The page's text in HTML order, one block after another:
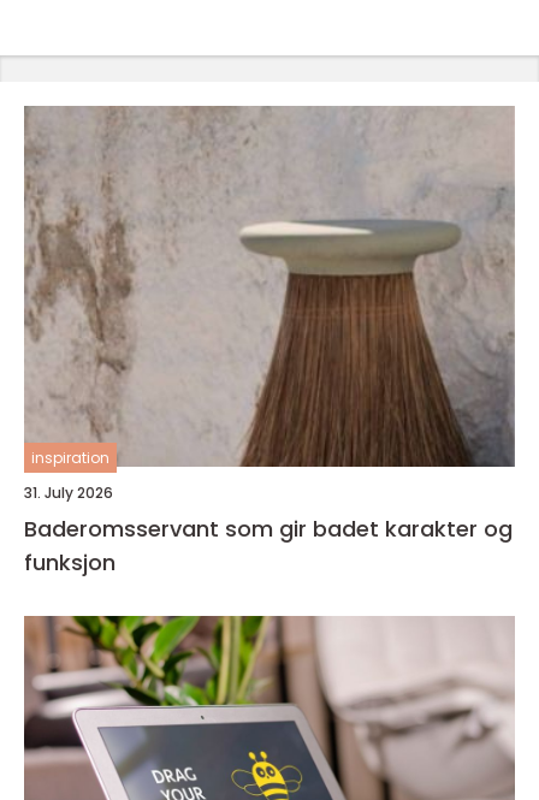
inspiration
31. July 2026
Baderomsservant som gir badet karakter og
funksjon